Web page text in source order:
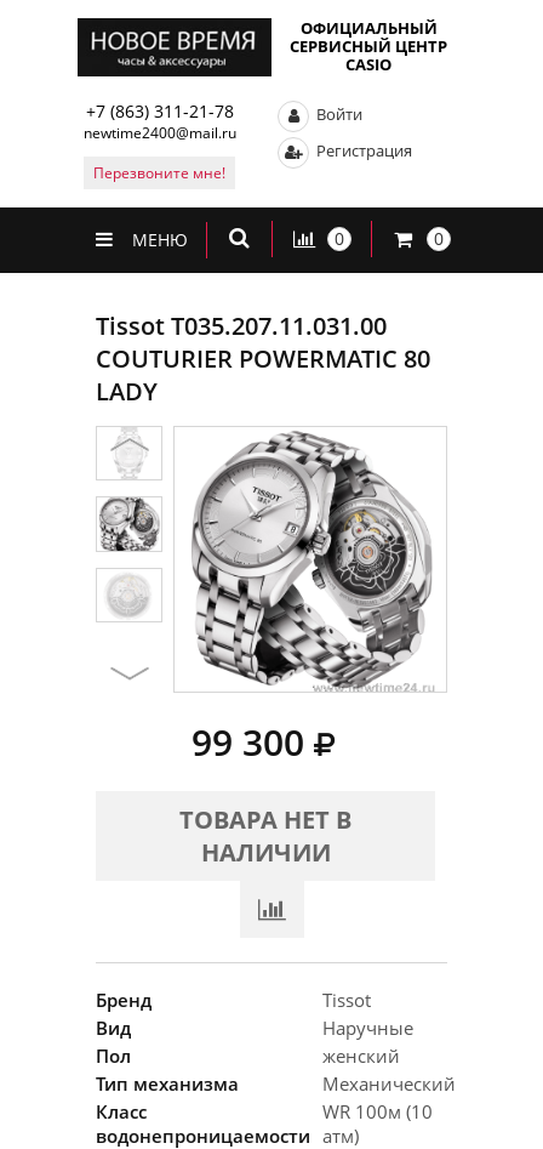
ОФИЦИАЛЬНЫЙ
СЕРВИСНЫЙ ЦЕНТР
CASIO
+7 (863) 311-21-78
newtime2400@mail.ru
Перезвоните мне!
Войти
Регистрация
МЕНЮ 0 0
Tissot T035.207.11.031.00
COUTURIER POWERMATIC 80
LADY
99 300
ТОВАРА НЕТ В
НАЛИЧИИ
Бренд
Tissot
Вид
Наручные
Пол
женский
Тип механизма
Механический
Класс
водонепроницаемости
WR 100м (10
атм)